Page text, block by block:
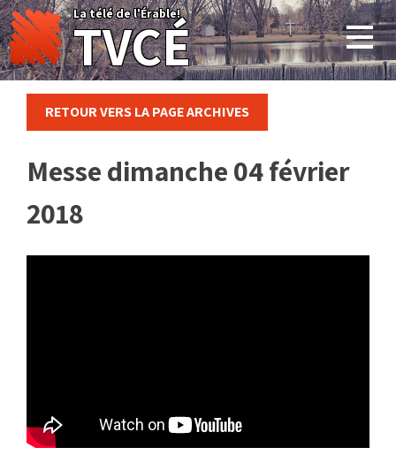
Skip
to
content
La télé de l'Érable!
TVCÉ
RETOUR VERS LA PAGE ARCHIVES
Messe dimanche 04 février
2018